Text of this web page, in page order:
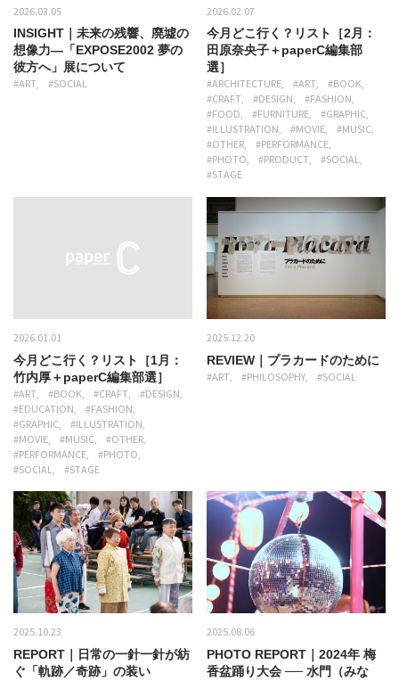
2026.03.05
INSIGHT｜未来の残響、廃墟の
想像力―「EXPOSE2002 夢の
彼方へ」展について
#ART #SOCIAL
2026.02.07
今月どこ行く？リスト［2月：
田原奈央子＋paperC編集部
選］
#ARCHITECTURE #ART
#BOOK
#CRAFT
#DESIGN
#FASHION
#FOOD
#FURNITURE
#GRAPHIC
#ILLUSTRATION
#MOVIE
#MUSIC
#OTHER
#PERFORMANCE
#PHOTO
#PRODUCT
#SOCIAL
#STAGE
2026.01.01
今月どこ行く？リスト［1月：
竹内厚＋paperC編集部選］
#ART #BOOK #CRAFT
#DESIGN
#EDUCATION
#FASHION
#GRAPHIC
#ILLUSTRATION
#MOVIE
#MUSIC
#OTHER
#PERFORMANCE
#PHOTO
#SOCIAL
#STAGE
2025.12.20
REVIEW｜プラカードのために
#ART #PHILOSOPHY #SOCIAL
2025.10.23
REPORT｜日常の一針一針が紡
ぐ「軌跡／奇跡」の装い
2025.08.06
PHOTO REPORT｜2024年 梅
香盆踊り大会 ── 水門（みな